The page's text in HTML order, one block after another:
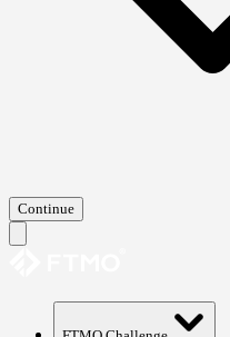
Continue